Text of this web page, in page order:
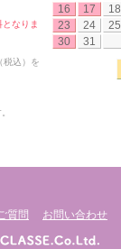
なりま
税込）を
16
17 18
23
24 25
30
31
質問 お問い合わせ